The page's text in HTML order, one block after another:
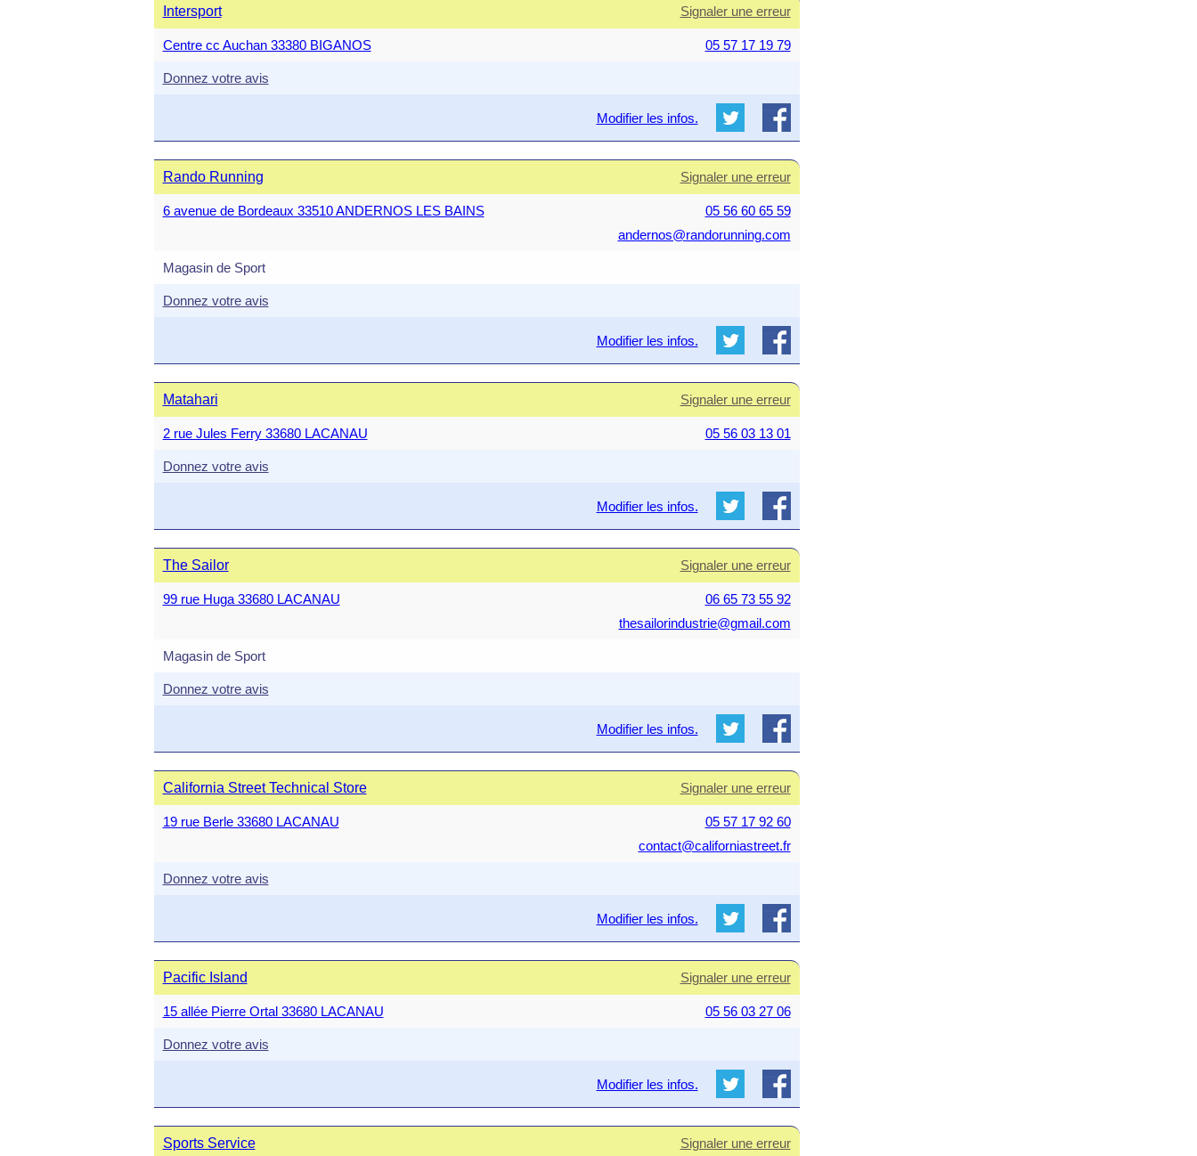
Intersport Signaler une erreur
Centre cc Auchan 33380 BIGANOS 05 57 17 19 79
Donnez votre avis
Modifier les infos.
Rando Running Signaler une erreur
6 avenue de Bordeaux 33510 ANDERNOS LES BAINS
05 56 60 65 59
andernos@randorunning.com
Magasin de Sport
Donnez votre avis
Modifier les infos.
Matahari Signaler une erreur
2 rue Jules Ferry 33680 LACANAU 05 56 03 13 01
Donnez votre avis
Modifier les infos.
The Sailor Signaler une erreur
99 rue Huga 33680 LACANAU
06 65 73 55 92
thesailorindustrie@gmail.com
Magasin de Sport
Donnez votre avis
Modifier les infos.
California Street Technical Store Signaler une erreur
19 rue Berle 33680 LACANAU
05 57 17 92 60
contact@californiastreet.fr
Donnez votre avis
Modifier les infos.
Pacific Island Signaler une erreur
15 allée Pierre Ortal 33680 LACANAU 05 56 03 27 06
Donnez votre avis
Modifier les infos.
Sports Service Signaler une erreur